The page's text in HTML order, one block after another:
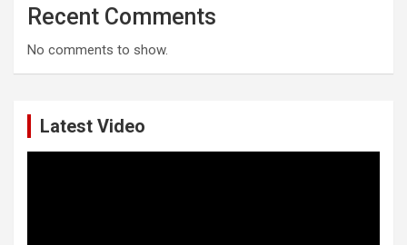
Recent Comments
No comments to show.
Latest Video